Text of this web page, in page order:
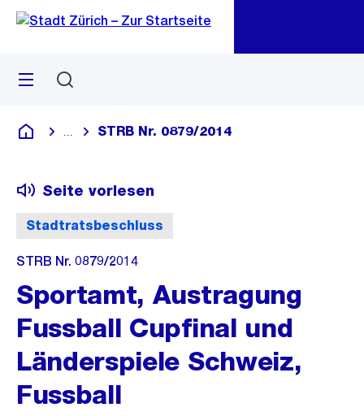
Navigation
Sprunglink
Menü
Deutsch
Blende alle Breadcrumbs ein
STRB Nr. 0879/2014
Stadtratsbeschluss
Seite vorlesen
STRB Nr. 0879/2014
Sportamt, Austragung
Fussball Cupfinal und
Länderspiele Schweiz,
Fussball